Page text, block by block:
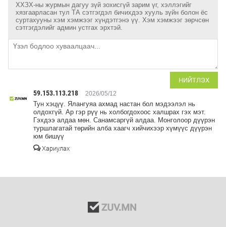
ХХЗХ-ны журмын дагуу зүй зохисгүй зарим үг, хэллэгийг
хязгаарласан тул ТА сэтгэгдэл бичихдээ хууль зүйн болон ёс
суртахууны хэм хэмжээг хүндэтгэнэ үү. Хэм хэмжээг зөрчсөн
сэтгэгдэлийг админ устгах эрхтэй.
НИЙТЛЭХ
59.153.113.218 2026/05/12
Тун хэцүү. Ялангуяа ахмад настан бол мэдээлэл нь
олдохгүй. Ар гэр рүү нь холбогдохоос халшрах гэх мэт.
Гэхдээ алдаа мөн. Санамсаргүй алдаа. Монголоор дүүрэн
туршлагатай төрийн алба хаагч хийчихээр хүмүүс дүүрэн
юм бишүү
Хариулах